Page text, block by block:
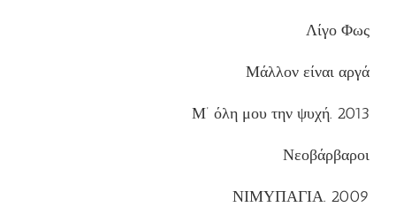
Λίγο Φως
Μάλλον είναι αργά
Μ’ όλη μου την ψυχή. 2013
Νεοβάρβαροι
ΝΙΜΥΠΑΓΙΑ. 2009